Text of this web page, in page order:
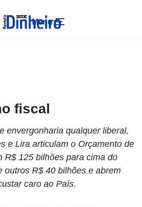
Menu
fiscal
envergonharia qualquer liberal,
e Lira articulam o Orçamento de
R$ 125 bilhões para cima do
outros R$ 40 bilhões e abrem
caro ao País.